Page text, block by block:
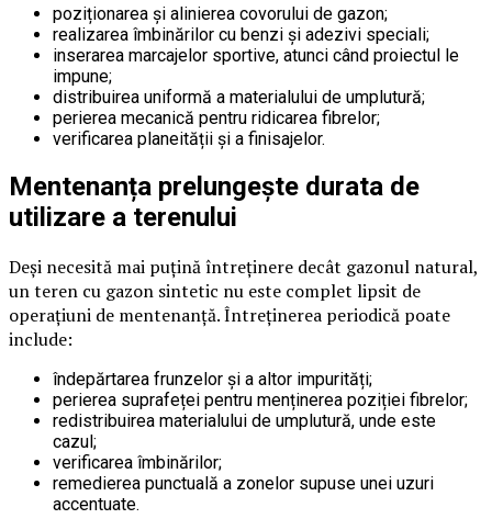
poziționarea și alinierea covorului de gazon;
realizarea îmbinărilor cu benzi și adezivi speciali;
inserarea marcajelor sportive, atunci când proiectul le
impune;
distribuirea uniformă a materialului de umplutură;
perierea mecanică pentru ridicarea fibrelor;
verificarea planeității și a finisajelor.
Mentenanța prelungește durata de
utilizare a terenului
Deși necesită mai puțină întreținere decât gazonul natural,
un teren cu gazon sintetic nu este complet lipsit de
operațiuni de mentenanță. Întreținerea periodică poate
include:
îndepărtarea frunzelor și a altor impurități;
perierea suprafeței pentru menținerea poziției fibrelor;
redistribuirea materialului de umplutură, unde este
cazul;
verificarea îmbinărilor;
remedierea punctuală a zonelor supuse unei uzuri
accentuate.